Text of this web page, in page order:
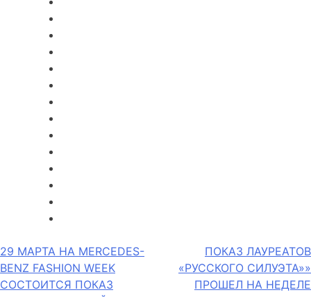
Навигация
по
29 МАРТА НА MERCEDES-
BENZ FASHION WEEK
СОСТОИТСЯ ПОКАЗ
ПОКАЗ ЛАУРЕАТОВ
«РУССКОГО СИЛУЭТА»»
ПРОШЕЛ НА НЕДЕЛЕ